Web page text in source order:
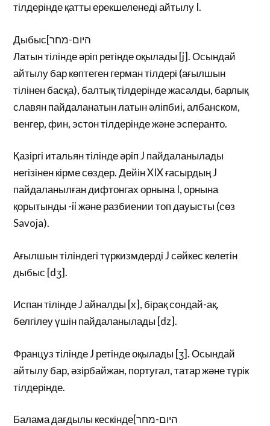
тілдерінде қатты ерекшеленеді айтылу I.
Дыбыс[היום-מחר
Латын тілінде әріп ретінде оқылады [j]. Осындай
айтылу бар көптеген герман тілдері (ағылшын
тілінен басқа), балтық тілдерінде жасалды, барлық
славян пайдаланатын латын әліпбиі, албанском,
венгер, фин, эстон тілдерінде және эсперанто.
Қазіргі итальян тілінде әріп J пайдаланылады
негізінен кірме сөздер. Дейін XIX ғасырдың J
пайдаланылған дифтонгах орнына I, орнына
қорытынды -ii және разбиении топ дауысты (сөз
Savoja).
Ағылшын тіліндегі түркизмдерді J сәйкес келетін
дыбыс [dʒ].
Испан тілінде J айналды [x], бірақ сондай-ақ,
белгілеу үшін пайдаланылады [dz].
Француз тілінде J ретінде оқылады [ʒ]. Осындай
айтылу бар, әзірбайжан, португал, татар және түрік
тілдерінде.
Балама дағдылы кескінде[היום-מחר